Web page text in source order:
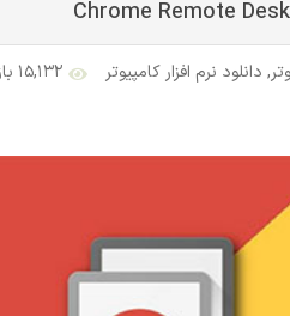
, دانلود نرم افزار کامپیوتر ۱۵,۱۳۲ بازدید